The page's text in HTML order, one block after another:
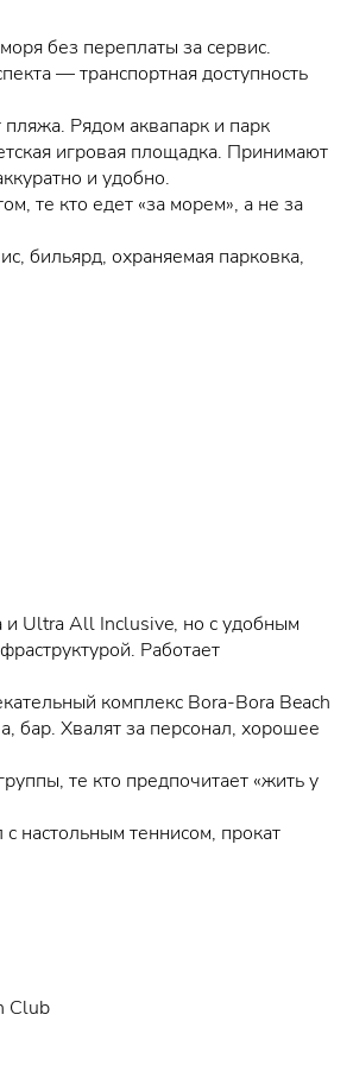
без переплаты за сервис.
— транспортная доступность
Рядом аквапарк и парк
игровая площадка. Принимают
и удобно.
те кто едет «за морем», а не за
бильярд, охраняемая парковка,
и Ultra All Inclusive, но с удобным
Работает
комплекс Bora-Bora Beach
бар. Хвалят за персонал, хорошее
те кто предпочитает «жить у
с настольным теннисом, прокат
Club